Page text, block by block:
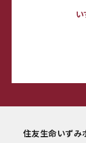
住友生命いずみ